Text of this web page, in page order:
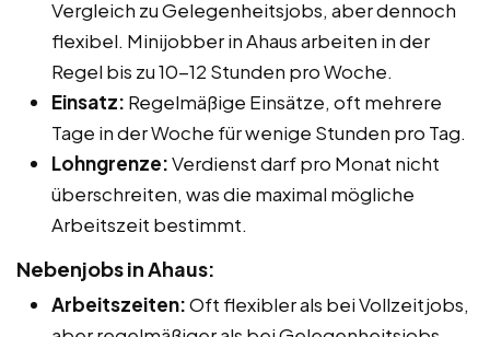
Vergleich zu Gelegenheitsjobs, aber dennoch
flexibel. Minijobber in Ahaus arbeiten in der
Regel bis zu 10-12 Stunden pro Woche.
Einsatz: Regelmäßige Einsätze, oft mehrere
Tage in der Woche für wenige Stunden pro Tag.
Lohngrenze:Verdienst darf pro Monat nicht
überschreiten, was die maximal mögliche
Arbeitszeit bestimmt.
Nebenjobs in Ahaus:
Arbeitszeiten:Oft flexibler als bei Vollzeitjobs,